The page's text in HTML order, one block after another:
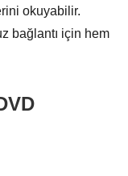
okuyabilir.
bağlantı için hem